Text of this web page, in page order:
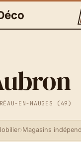
EN-MAUGES (49)
›Magasins